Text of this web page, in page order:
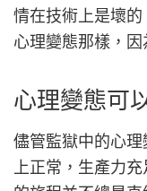
情在技術上是壞
心理變態那樣，
心理變態可
儘管監獄中的心
上正常，生產力